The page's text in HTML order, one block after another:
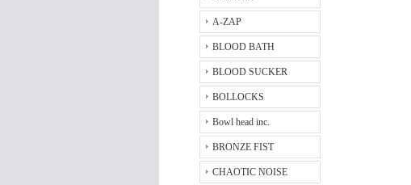
A-ZAP
BLOOD BATH
BLOOD SUCKER
BOLLOCKS
Bowl head inc.
BRONZE FIST
CHAOTIC NOISE